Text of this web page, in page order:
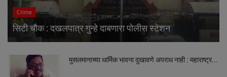
Crime
सिटी चौक : दखलपात्र गुन्हे दाबणारा पोलीस स्टेशन
मुसलमानाच्या धार्मिक भावना दुखावणे अपराध नाही : महाराष्ट्र...